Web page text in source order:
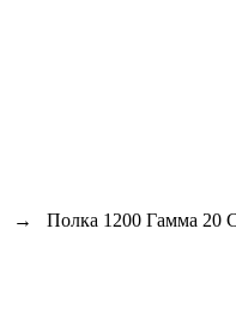
→ Полка 1200 Гамма 20